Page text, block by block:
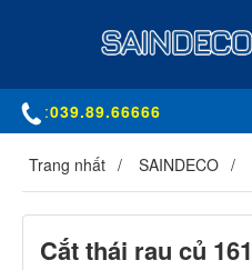
:039.89.66666
Trang nhất SAINDECO
Cắt thái rau củ 161